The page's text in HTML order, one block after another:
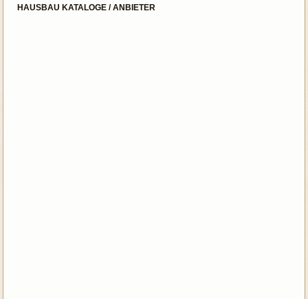
HAUSBAU KATALOGE / ANBIETER